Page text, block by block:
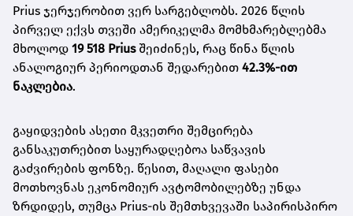
Prius ჯერჯერობით ვერ სარგებლობს. 2026 წლის
პირველ ექვს თვეში ამერიკელმა მომხმარებლებმა
მხოლოდ 19 518 Priusშეიძინეს, რაც წინა წლის
ანალოგიურ პერიოდთან შედარებით 42.3%-ით
ნაკლებია.
გაყიდვების ასეთი მკვეთრი შემცირება
განსაკუთრებით საყურადღებოა საწვავის
გაძვირების ფონზე. წესით, მაღალი ფასები
მოთხოვნას ეკონომიურ ავტომობილებზე უნდა
ზრდიდეს, თუმცა Prius-ის შემთხვევაში საპირისპირო